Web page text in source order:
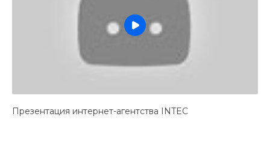
Презентация интернет-агентства INTEC